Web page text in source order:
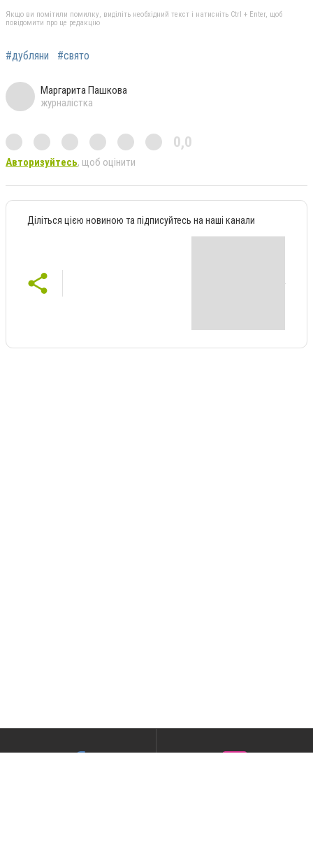
Якщо ви помітили помилку, виділіть необхідний текст і натисніть Ctrl + Enter, щоб
повідомити про це редакцію
#дубляни #свято
Маргарита Пашкова
журналістка
0,0
Авторизуйтесь, щоб оцінити
Діліться цією новиною та підписуйтесь на наші канали